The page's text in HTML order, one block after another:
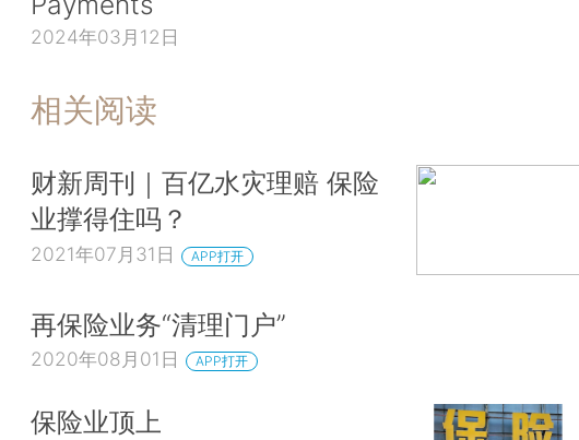
2024年03月12日
相关阅读
财新周刊｜百亿水灾理赔 保险
业撑得住吗？
2021年07月31日 APP打开
再保险业务“清理门户”
2020年08月01日 APP打开
保险业顶上